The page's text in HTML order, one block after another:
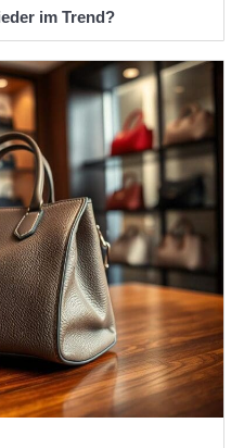
im Trend?